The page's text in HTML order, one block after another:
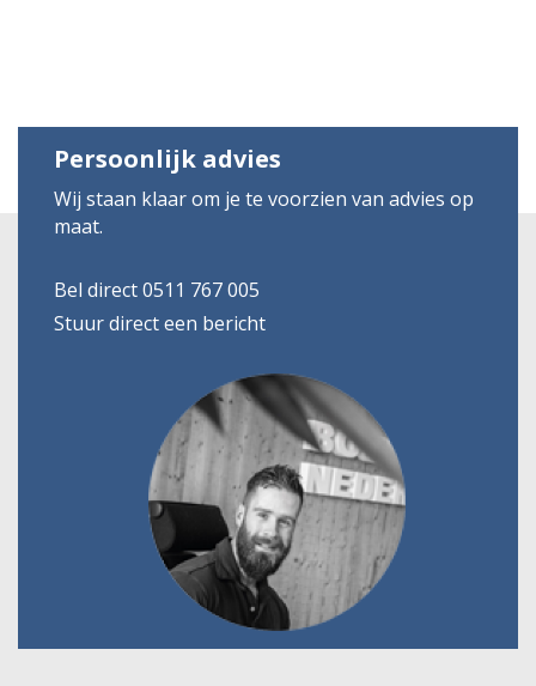
Persoonlijk advies
Wij staan klaar om je te voorzien van advies op
maat.
Bel direct 0511 767 005
Stuur direct een bericht